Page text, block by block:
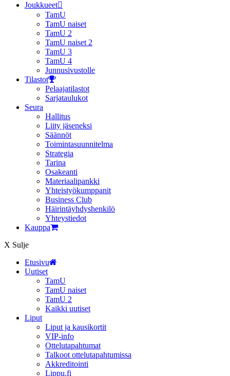
Joukkueet
TamU
TamU naiset
TamU 2
TamU naiset 2
TamU 3
TamU 4
Junnusivustolle
Tilastot
Pelaajatilastot
Sarjataulukot
Seura
Hallitus
Liity jäseneksi
Säännöt
Toimintasuunnitelma
Strategia
Tarina
Osakeanti
Materiaalipankki
Yhteistyö­kumppanit
Business Club
Häirintä­yhdyshenkilö
Yhteystiedot
Kauppa
X Sulje
Etusivu
Uutiset
TamU
TamU naiset
TamU 2
Kaikki uutiset
Liput
Liput ja kausikortit
VIP-info
Ottelutapahtumat
Talkoot ottelutapahtumissa
Akkreditointi
Lippu.fi